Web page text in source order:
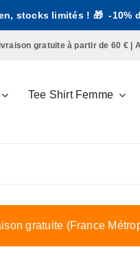
stocks limités ! 🎁 -10%
gratuite à partir de 60 € |
Tee Shirt Femme
gratuite (France